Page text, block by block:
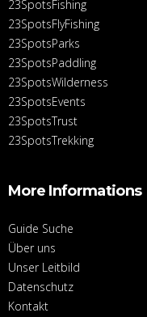
23SpotsFishing
23SpotsFlyFishing
23SpotsParks
23SpotsPaddling
23SpotsWilderness
23SpotsEvents
23SpotsTrust
23SpotsTrekking
More Informations
Guide Suche
Über uns
Unser Leitbild
Datenschutz
Kontakt